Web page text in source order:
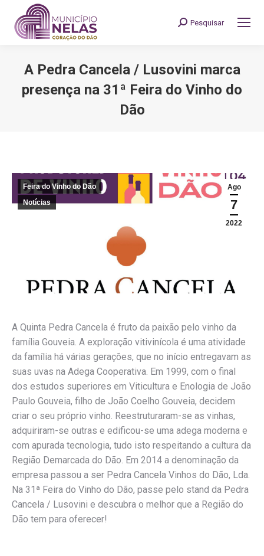
Search:
Pesquisar
A Pedra Cancela / Lusovini marca
presença na 31ª Feira do Vinho do
Dão
Ago
7
2022
Feira do Vinho do Dão
Notícias
A Quinta Pedra Cancela é fruto da paixão pelo vinho da
família Gouveia. A exploração vitivinícola é uma atividade
da família há várias gerações, que no início entregavam as
suas uvas na Adega Cooperativa. Em 1999, com o final
dos estudos superiores em Viticultura e Enologia de João
Paulo Gouveia, filho de João Coelho Gouveia, decidem
criar o seu próprio vinho. Reestruturaram-se as vinhas,
adquiriram-se outras e edificou-se uma adega moderna e
com apurada tecnologia, tudo isto respeitando a cultura da
Região Demarcada do Dão. Em 2014 a denominação da
empresa passou a ser Pedra Cancela Vinhos do Dão, Lda.
Na 31ª Feira do Vinho do Dão, passe pelo stand da Pedra
Cancela / Lusovini e descubra o melhor que a Região do
Dão tem para oferecer!